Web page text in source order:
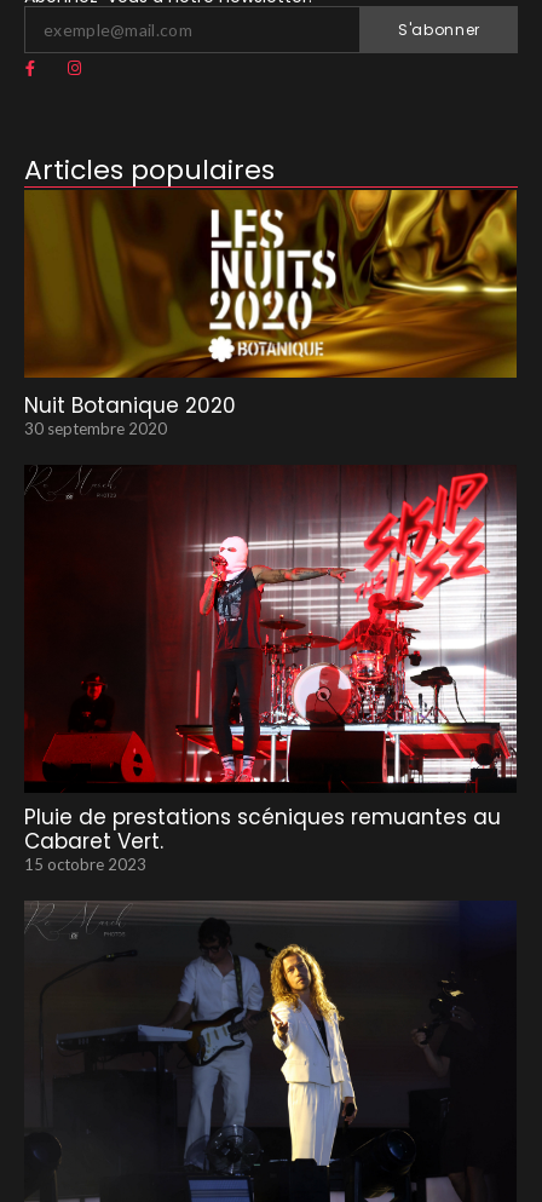
S'abonner
Articles populaires
Nuit Botanique 2020
30 septembre 2020
Pluie de prestations scéniques remuantes au
Cabaret Vert.
15 octobre 2023